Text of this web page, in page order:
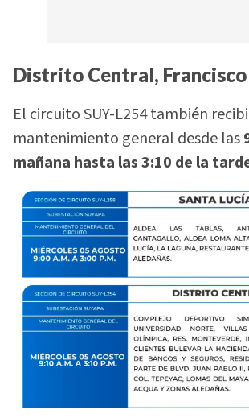
Distrito Central,
El circuito SUY-L254 también
mantenimiento general desde las
mañana hasta las 3:10 de la